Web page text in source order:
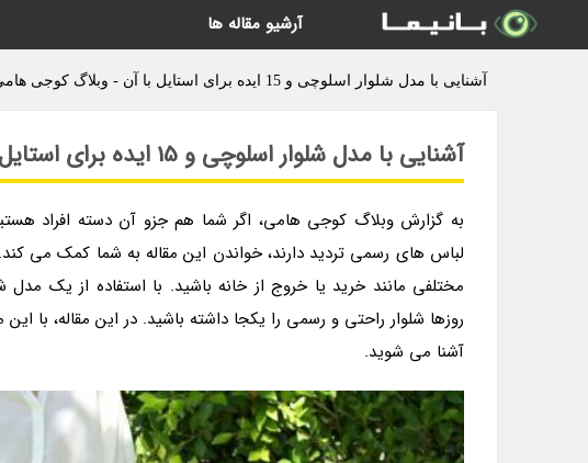
آشنایی با مدل شلوار اسلوچی و 15 ایده برای استایل با آن - وبلاگ کوجی هامی
آشنایی با مدل شلوار اسلوچی و 15 ایده برای استایل با آن
به گزارش وبلاگ کوجی هامی، اگر شما هم جزو آن دسته افراد
لباس های رسمی تردید دارند، خواندن این مقاله به شما کمک می
مختلفی مانند خرید یا خروج از خانه باشید. با استفاده از یک
روزها شلوار راحتی و رسمی را یکجا داشته باشید. در این مقاله، با
آشنا می شوید.
آرشیو مقاله ها